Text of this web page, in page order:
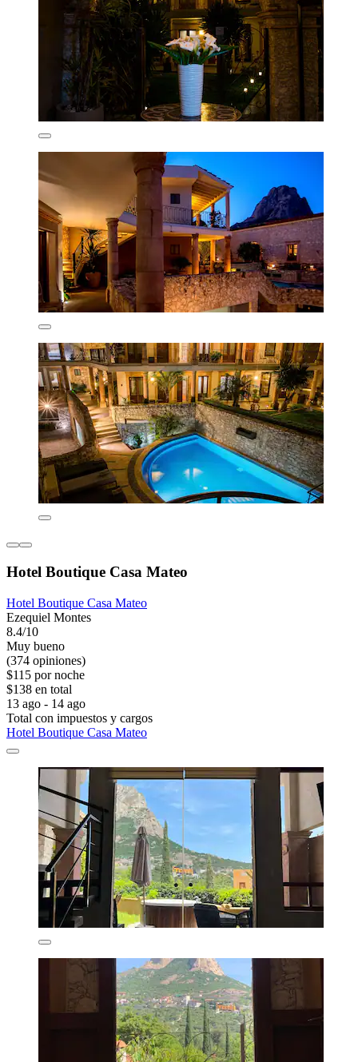
Hotel Boutique Casa Mateo
Hotel Boutique Casa Mateo
Ezequiel Montes
8.4/10
Muy bueno
(374 opiniones)
$115 por noche
$138 en total
13 ago - 14 ago
Total con impuestos y cargos
Hotel Boutique Casa Mateo